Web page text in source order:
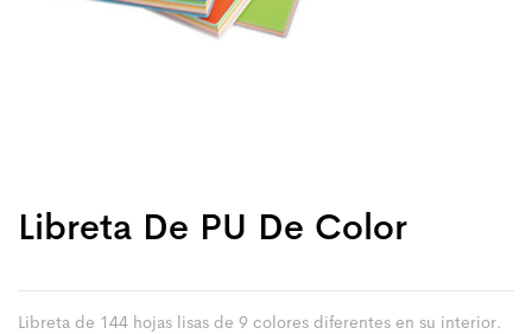
Libreta De PU De Color
Libreta de 144 hojas lisas de 9 colores diferentes en su interior.